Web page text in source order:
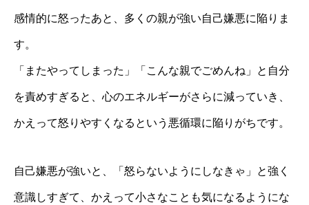
感情的に怒ったあと、多くの親が強い自己嫌悪に陥りま
す。
「またやってしまった」「こんな親でごめんね」と自分
を責めすぎると、心のエネルギーがさらに減っていき、
かえって怒りやすくなるという悪循環に陥りがちです。
自己嫌悪が強いと、「怒らないようにしなきゃ」と強く
意識しすぎて、かえって小さなことも気になるようにな